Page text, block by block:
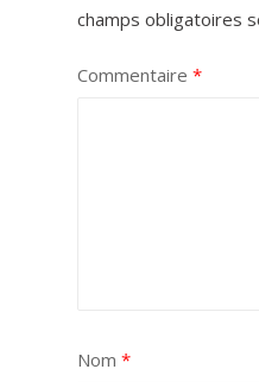
champs obligatoires
Commentaire *
Nom *